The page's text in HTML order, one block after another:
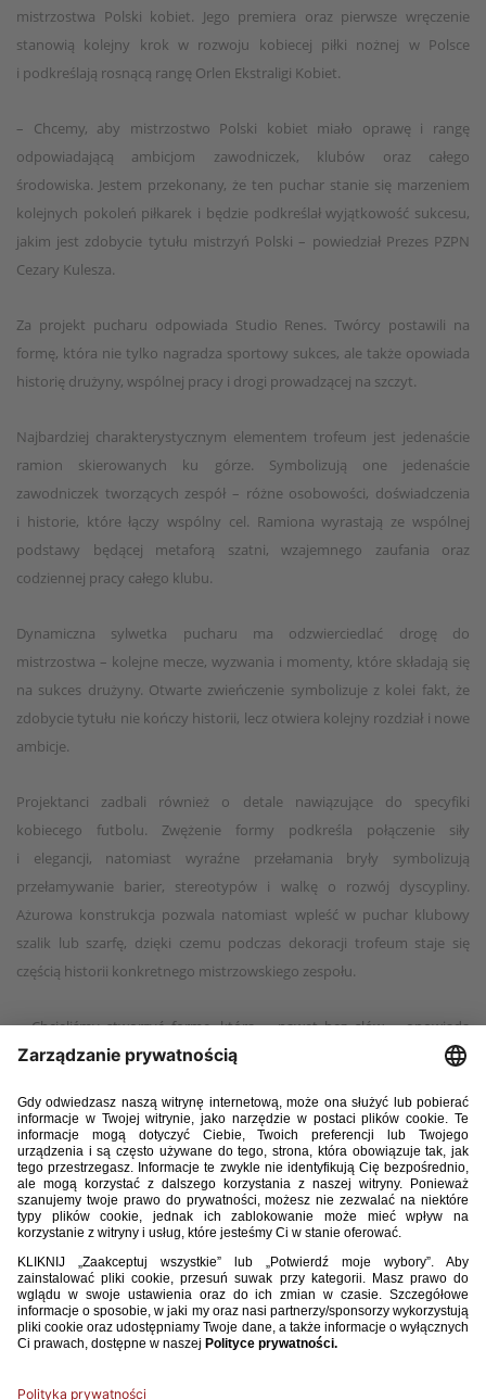
mistrzostwa Polski kobiet. Jego premiera oraz pierwsze wręczenie
stanowią kolejny krok w rozwoju kobiecej piłki nożnej w Polsce
i podkreślają rosnącą rangę Orlen Ekstraligi Kobiet.
– Chcemy, aby mistrzostwo Polski kobiet miało oprawę i rangę
odpowiadającą ambicjom zawodniczek, klubów oraz całego
środowiska. Jestem przekonany, że ten puchar stanie się marzeniem
kolejnych pokoleń piłkarek i będzie podkreślał wyjątkowość sukcesu,
jakim jest zdobycie tytułu mistrzyń Polski – powiedział Prezes PZPN
Cezary Kulesza.
Za projekt pucharu odpowiada Studio Renes. Twórcy postawili na
formę, która nie tylko nagradza sportowy sukces, ale także opowiada
historię drużyny, wspólnej pracy i drogi prowadzącej na szczyt.
Najbardziej charakterystycznym elementem trofeum jest jedenaście
ramion skierowanych ku górze. Symbolizują one jedenaście
zawodniczek tworzących zespół – różne osobowości, doświadczenia
i historie, które łączy wspólny cel. Ramiona wyrastają ze wspólnej
podstawy będącej metaforą szatni, wzajemnego zaufania oraz
codziennej pracy całego klubu.
Dynamiczna sylwetka pucharu ma odzwierciedlać drogę do
mistrzostwa – kolejne mecze, wyzwania i momenty, które składają się
na sukces drużyny. Otwarte zwieńczenie symbolizuje z kolei fakt, że
zdobycie tytułu nie kończy historii, lecz otwiera kolejny rozdział i nowe
ambicje.
Projektanci zadbali również o detale nawiązujące do specyfiki
kobiecego futbolu. Zwężenie formy podkreśla połączenie siły
i elegancji, natomiast wyraźne przełamania bryły symbolizują
przełamywanie barier, stereotypów i walkę o rozwój dyscypliny.
Ażurowa konstrukcja pozwala natomiast wpleść w puchar klubowy
szalik lub szarfę, dzięki czemu podczas dekoracji trofeum staje się
częścią historii konkretnego mistrzowskiego zespołu.
– Chcieliśmy stworzyć formę, która – nawet bez słów – opowiada
o zespole: o tym, że mistrzostwo to suma indywidualności, pracy całej
przedstawiciel Studia Renes.
Nowy Puchar Orlen Ekstraligi Kobiet został wykonany z mosiądzu
w technologii odlewu artystycznego, a następnie pokryty
chromowaną powłoką. Trofeum waży około 15 kilogramów. Każdy
egzemplarz przechodzi proces formowania, odlewu, ręcznego
wykończenia oraz szczegółowej kontroli jakości, dzięki czemu stanowi
połączenie nowoczesnej technologii i rzemiosła.
zostali Czarni Antrans Sosnowiec – mistrzynie Polski sezonu 2025/26.